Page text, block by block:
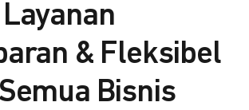
& Fleksibel
Bisnis